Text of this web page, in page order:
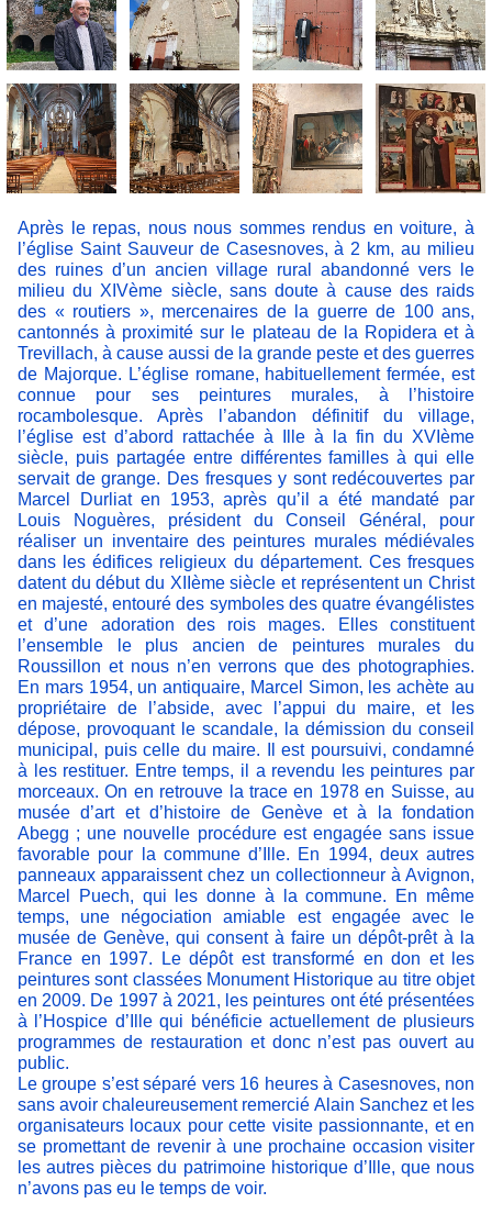
Après le repas, nous nous sommes rendus en voiture, à
l’église Saint Sauveur de Casesnoves, à 2 km, au milieu
des ruines d’un ancien village rural abandonné vers le
milieu du XIVème siècle, sans doute à cause des raids
des « routiers », mercenaires de la guerre de 100 ans,
cantonnés à proximité sur le plateau de la Ropidera et à
Trevillach, à cause aussi de la grande peste et des guerres
de Majorque. L’église romane, habituellement fermée, est
connue pour ses peintures murales, à l’histoire
rocambolesque. Après l’abandon définitif du village,
l’église est d’abord rattachée à Ille à la fin du XVIème
siècle, puis partagée entre différentes familles à qui elle
servait de grange. Des fresques y sont redécouvertes par
Marcel Durliat en 1953, après qu’il a été mandaté par
Louis Noguères, président du Conseil Général, pour
réaliser un inventaire des peintures murales médiévales
dans les édifices religieux du département. Ces fresques
datent du début du XIIème siècle et représentent un Christ
en majesté, entouré des symboles des quatre évangélistes
et d’une adoration des rois mages. Elles constituent
l’ensemble le plus ancien de peintures murales du
Roussillon et nous n’en verrons que des photographies.
En mars 1954, un antiquaire, Marcel Simon, les achète au
propriétaire de l’abside, avec l’appui du maire, et les
dépose, provoquant le scandale, la démission du conseil
municipal, puis celle du maire. Il est poursuivi, condamné
à les restituer. Entre temps, il a revendu les peintures par
morceaux. On en retrouve la trace en 1978 en Suisse, au
musée d’art et d’histoire de Genève et à la fondation
Abegg ; une nouvelle procédure est engagée sans issue
favorable pour la commune d’Ille. En 1994, deux autres
panneaux apparaissent chez un collectionneur à Avignon,
Marcel Puech, qui les donne à la commune. En même
temps, une négociation amiable est engagée avec le
musée de Genève, qui consent à faire un dépôt-prêt à la
France en 1997. Le dépôt est transformé en don et les
peintures sont classées Monument Historique au titre objet
en 2009. De 1997 à 2021, les peintures ont été présentées
à l’Hospice d’Ille qui bénéficie actuellement de plusieurs
programmes de restauration et donc n’est pas ouvert au
public.
Le groupe s’est séparé vers 16 heures à Casesnoves, non
sans avoir chaleureusement remercié Alain Sanchez et les
organisateurs locaux pour cette visite passionnante, et en
se promettant de revenir à une prochaine occasion visiter
les autres pièces du patrimoine historique d’Ille, que nous
n’avons pas eu le temps de voir.